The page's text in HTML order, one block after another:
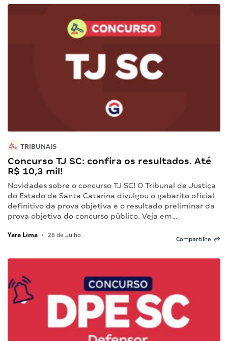
TRIBUNAIS
Concurso TJ SC: confira os resultados. Até
R$ 10,3 mil!
Novidades sobre o concurso TJ SC! O Tribunal de Justiça
do Estado de Santa Catarina divulgou o gabarito oficial
definitivo da prova objetiva e o resultado preliminar da
prova objetiva do concurso público. Veja em…
Yara Lima • 28 de Julho
Compartilhe